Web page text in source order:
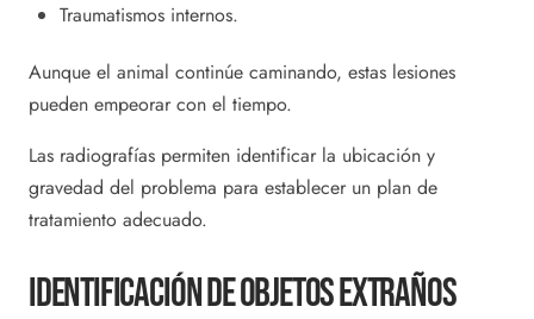
Traumatismos internos.
Aunque el animal continúe caminando, estas lesiones
pueden empeorar con el tiempo.
Las radiografías permiten identificar la ubicación y
gravedad del problema para establecer un plan de
tratamiento adecuado.
Identificación De Objetos Extraños